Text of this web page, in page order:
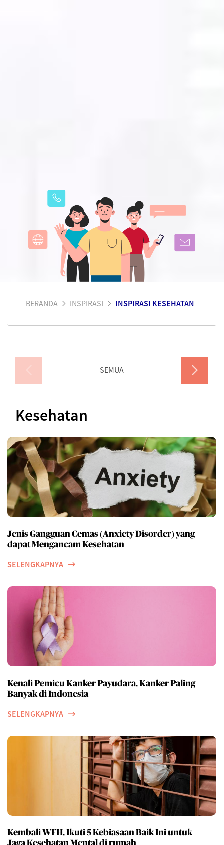
BERANDA INSPIRASI INSPIRASI KESEHATAN
SEMUA
Kesehatan
Jenis Gangguan Cemas (Anxiety Disorder) yang
dapat Mengancam Kesehatan
SELENGKAPNYA
Kenali Pemicu Kanker Payudara, Kanker Paling
Banyak di Indonesia
SELENGKAPNYA
Kembali WFH, Ikuti 5 Kebiasaan Baik Ini untuk